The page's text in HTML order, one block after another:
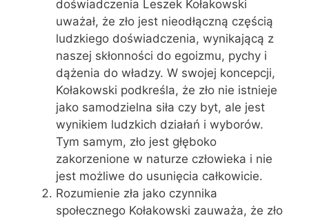
doświadczenia Leszek Kołakowski
uważał, że zło jest nieodłączną częścią
ludzkiego doświadczenia, wynikającą z
naszej skłonności do egoizmu, pychy i
dążenia do władzy. W swojej koncepcji,
Kołakowski podkreśla, że zło nie istnieje
jako samodzielna siła czy byt, ale jest
wynikiem ludzkich działań i wyborów.
Tym samym, zło jest głęboko
zakorzenione w naturze człowieka i nie
jest możliwe do usunięcia całkowicie.
Rozumienie zła jako czynnika
społecznego Kołakowski zauważa, że zło